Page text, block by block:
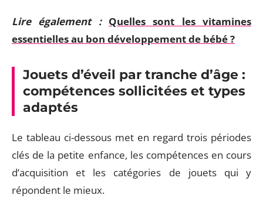
Lire également : Quelles sont les vitamines
essentielles au bon développement de bébé ?
Jouets d’éveil par tranche d’âge :
compétences sollicitées et types
adaptés
Le tableau ci-dessous met en regard trois périodes
clés de la petite enfance, les compétences en cours
d’acquisition et les catégories de jouets qui y
répondent le mieux.